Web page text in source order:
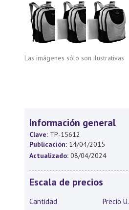
Las imágenes sólo son ilustrativas
Información general
Clave: TP-15612
Publicación: 14/04/2015
Actualizado: 08/04/2024
Escala de precios
Cantidad Precio U.